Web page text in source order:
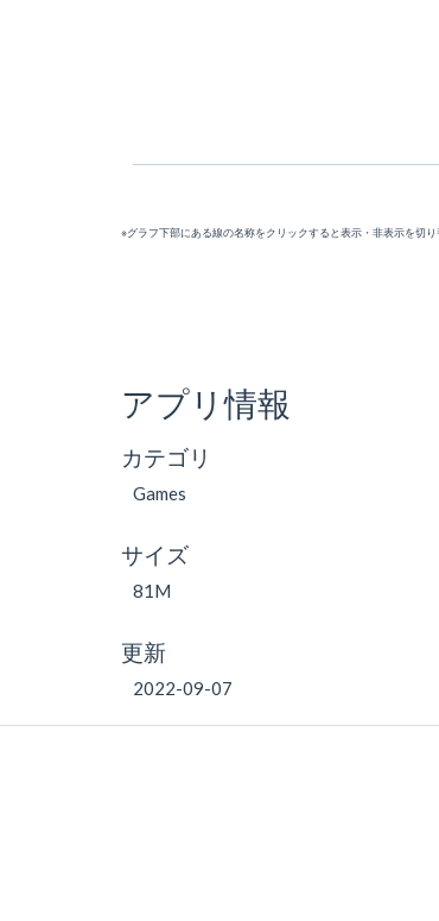
※グラフ下部にある線の名称をクリックすると表示・非表示を切り
アプリ情報
カテゴリ
Games
サイズ
81M
更新
2022-09-07